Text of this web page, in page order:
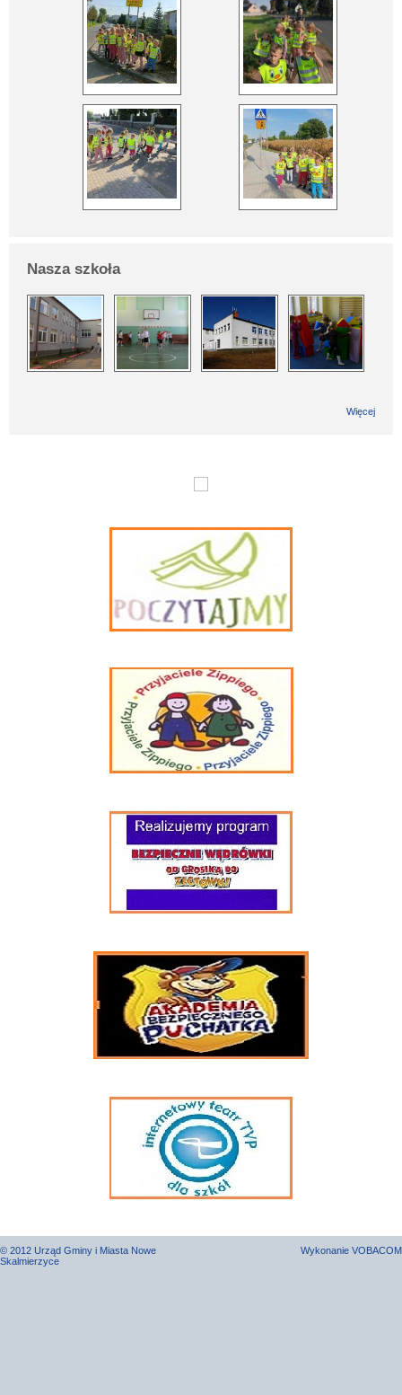
Nasza szkoła
Więcej
© 2012 Urząd Gminy i Miasta Nowe
Skalmierzyce
Wykonanie VOBACOM